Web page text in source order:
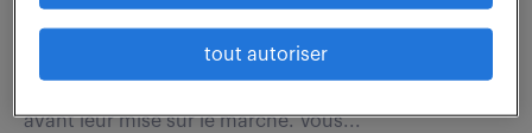
en industrie pharmaceutique consiste à assurer la
avant leur mise sur le marché. Vous...
tout autoriser